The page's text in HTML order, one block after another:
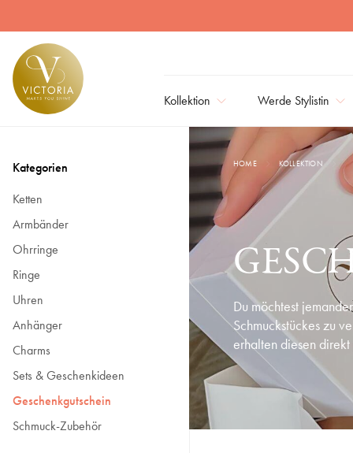
Kollektion Werde Stylistin
Kategorien
Ketten
Armbänder
Ohrringe
Ringe
Uhren
Anhänger
Charms
Sets & Geschenkideen
Geschenkgutschein
Schmuck-Zubehör
HOME KOLLEKTION
Du möchtest
Schmuckstückes zu
erhalten diesen